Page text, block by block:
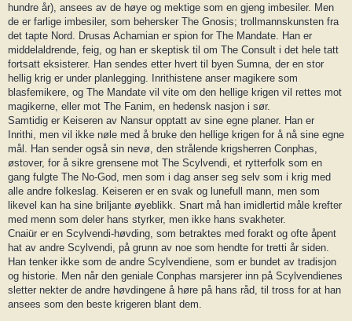
hundre år), ansees av de høye og mektige som en gjeng imbesiler. Men
de er farlige imbesiler, som behersker The Gnosis; trollmannskunsten fra
det tapte Nord. Drusas Achamian er spion for The Mandate. Han er
middelaldrende, feig, og han er skeptisk til om The Consult i det hele tatt
fortsatt eksisterer. Han sendes etter hvert til byen Sumna, der en stor
hellig krig er under planlegging. Inrithistene anser magikere som
blasfemikere, og The Mandate vil vite om den hellige krigen vil rettes mot
magikerne, eller mot The Fanim, en hedensk nasjon i sør.
Samtidig er Keiseren av Nansur opptatt av sine egne planer. Han er
Inrithi, men vil ikke nøle med å bruke den hellige krigen for å nå sine egne
mål. Han sender også sin nevø, den strålende krigsherren Conphas,
østover, for å sikre grensene mot The Scylvendi, et rytterfolk som en
gang fulgte The No-God, men som i dag anser seg selv som i krig med
alle andre folkeslag. Keiseren er en svak og lunefull mann, men som
likevel kan ha sine briljante øyeblikk. Snart må han imidlertid måle krefter
med menn som deler hans styrker, men ikke hans svakheter.
Cnaiür er en Scylvendi-høvding, som betraktes med forakt og ofte åpent
hat av andre Scylvendi, på grunn av noe som hendte for tretti år siden.
Han tenker ikke som de andre Scylvendiene, som er bundet av tradisjon
og historie. Men når den geniale Conphas marsjerer inn på Scylvendienes
sletter nekter de andre høvdingene å høre på hans råd, til tross for at han
ansees som den beste krigeren blant dem.